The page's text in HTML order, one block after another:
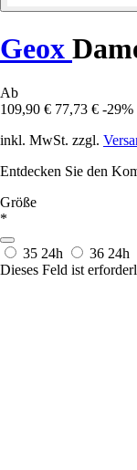
Geox
Ab
109,90 € 77,73 € -29%
inkl. MwSt. zzgl.
Entdecken Sie den
Größe
*
35 24h 36 24h
Dieses Feld ist